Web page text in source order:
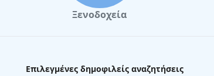
Ξενοδοχεία
Επιλεγμένες δημοφιλείς αναζητήσεις